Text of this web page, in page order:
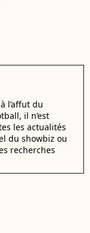
l’affut du
il n’est
les actualités
du showbiz ou
recherches